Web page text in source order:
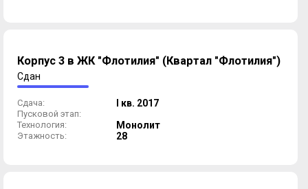
Корпус 3 в ЖК "Флотилия" (Квартал "Флотилия")
Сдан
Сдача: I кв. 2017
Пусковой этап:
Технология:
Монолит
Этажность: 28